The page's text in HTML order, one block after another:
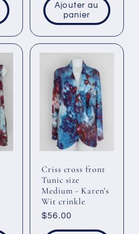
Ajouter au
panier
Criss cross front
Tunic size
Medium - Karen's
Wit crinkle
Prix
habituel
$56.00